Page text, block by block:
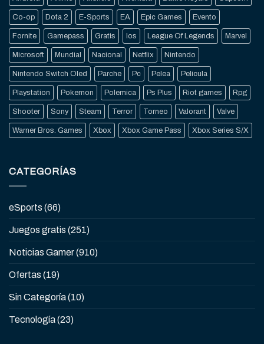
Co-op Dota 2 E-Sports EA Epic Games Evento
Fornite Gamepass Gratis Ios League Of Legends Marvel
Microsoft Mundial Nacional Netflix Nintendo
Nintendo Switch Oled Parche Pc Pelea Pelicula
Playstation Pokemon Polemica Ps Plus Riot games Rpg
Shooter Sony Steam Terror Torneo Valorant Valve
Warner Bros. Games Xbox Xbox Game Pass Xbox Series S/X
CATEGORÍAS
eSports (66)
Juegos gratis (251)
Noticias Gamer(910)
Ofertas (19)
Sin Categoría(10)
Tecnología(23)